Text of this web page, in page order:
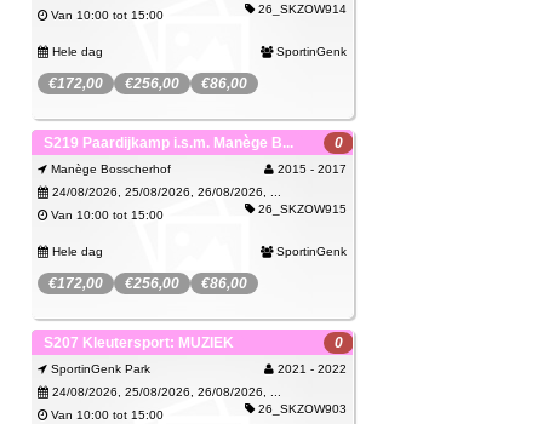
26_SKZOW914
Van 10:00 tot 15:00
Hele dag SportinGenk
€172,00 €256,00 €86,00
Spijtig, deze activiteit kan je niet meer
boeken.
Je kan je wel inschrijven op de wachtlijst.
Manège Bosscherhof
Wachtlijst
S219 Paardijkamp i.s.m. Manège B... 0
Manège Bosscherhof
2015 - 2017
24/08/2026, 25/08/2026, 26/08/2026, ...
26_SKZOW915
Van 10:00 tot 15:00
Hele dag SportinGenk
€172,00 €256,00 €86,00
Spijtig, deze activiteit kan je niet meer
boeken.
Je kan je wel inschrijven op de wachtlijst.
Manège Bosscherhof
S207 Kleutersport: MUZIEK 0
SportinGenk Park
2021 - 2022
24/08/2026, 25/08/2026, 26/08/2026, ...
26_SKZOW903
Van 10:00 tot 15:00